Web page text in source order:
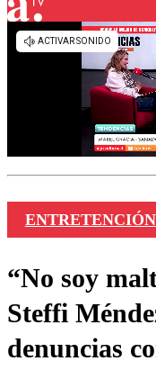
ENTRETENCIÓN
“No soy
Steffi
denuncias